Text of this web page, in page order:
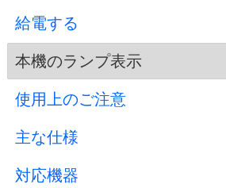
給電する
本機のランプ表示
使用上のご注意
主な仕様
対応機器